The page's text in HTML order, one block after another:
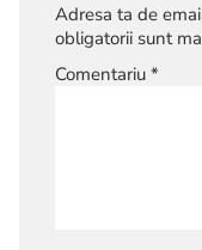
Adresa ta de
obligatorii sunt
Comentariu *